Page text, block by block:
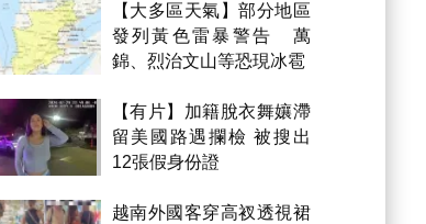
【大多區天氣】部分地區
發列黃色雷暴警告 萬
錦、烈治文山等恐現冰雹
【有片】加籍脫衣舞孃滯
留美國路遇攔檢 被搜出
12張假身份證
越南外國客穿高衩透視裙